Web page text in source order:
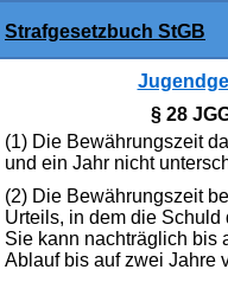
Strafgesetzbuch StGB
§ 28
(1) Die Bewährungszeit
und ein Jahr nicht
(2) Die Bewährungszeit
Urteils, in dem die
Sie kann nachträglich bis
Ablauf bis auf zwei Jahre